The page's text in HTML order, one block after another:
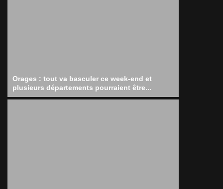
Orages : tout va basculer ce week-end et
plusieurs départements pourraient être...